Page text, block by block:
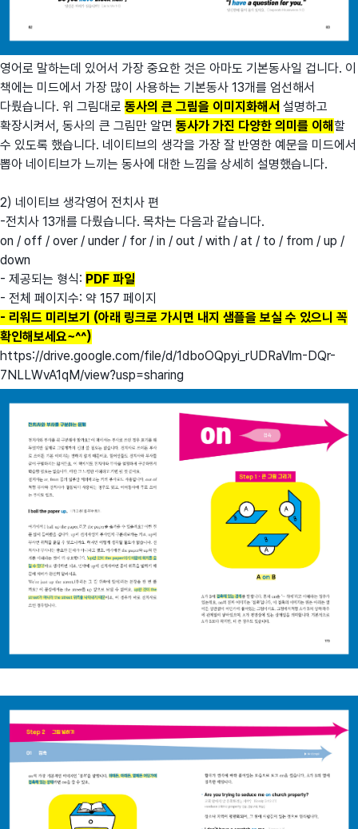
영어로 말하는데 있어서 가장 중요한 것은 아마도 기본동사일 겁니다. 이
책에는 미드에서 가장 많이 사용하는 기본동사 13개를 엄선해서
다뤘습니다. 위 그림대로 동사의 큰 그림을 이미지화해서 설명하고
확장시켜서, 동사의 큰 그림만 알면 동사가 가진 다양한 의미를 이해할
수 있도록 했습니다. 네이티브의 생각을 가장 잘 반영한 예문을 미드에서
뽑아 네이티브가 느끼는 동사에 대한 느낌을 상세히 설명했습니다.
2) 네이티브 생각영어 전치사 편
-전치사 13개를 다뤘습니다. 목차는 다음과 같습니다.
on / off / over / under / for / in / out / with / at / to / from / up /
down
- 제공되는 형식: PDF 파일
- 전체 페이지수: 약 157 페이지
- 리워드 미리보기 (아래 링크로 가시면 내지 샘플을 보실 수 있으니 꼭
확인해보세요~^^)
https://drive.google.com/file/d/1dboOQpyi_rUDRaVlm-DQr-
7NLLWvA1qM/view?usp=sharing